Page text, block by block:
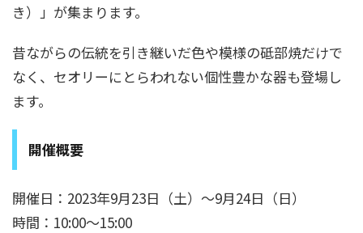
き）」が集まります。
昔ながらの伝統を引き継いだ色や模様の砥部焼だけで
なく、セオリーにとらわれない個性豊かな器も登場し
ます。
開催概要
開催日：2023年9月23日（土）～9月24日（日）
時間：10:00～15:00